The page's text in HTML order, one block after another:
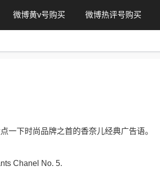
微博黄v号购买 微博热评号购买
一下时尚品牌之首的香奈儿经典广告语。
Chanel No. 5.